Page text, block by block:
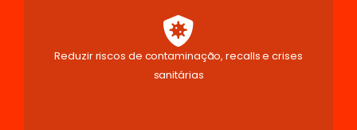
Reduzir riscos de contaminação, recalls e crises
sanitárias